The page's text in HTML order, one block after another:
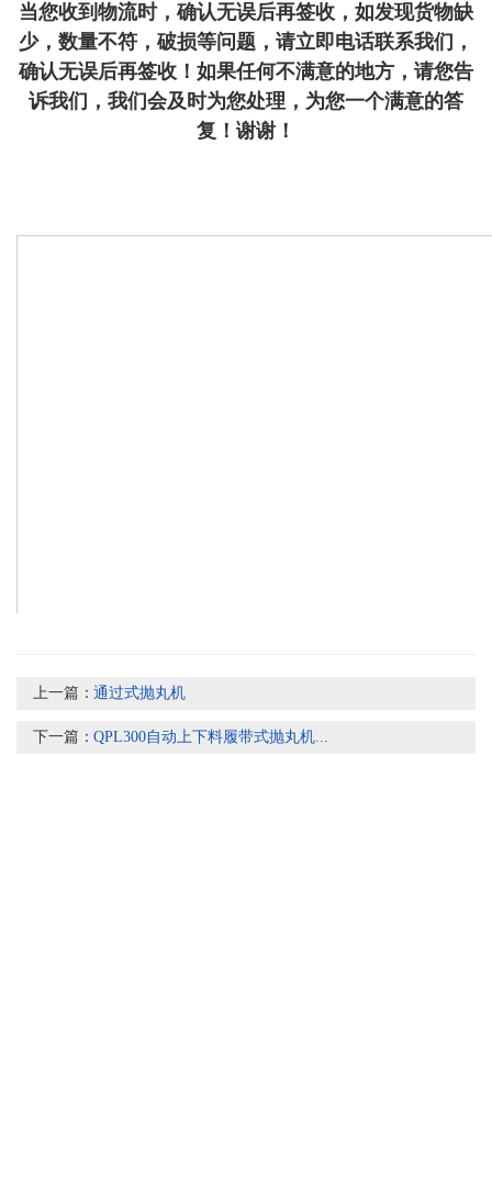
当您收到物流时，确认无误后再签收，如发现货物缺
少，数量不符，破损等问题，请立即电话联系我们，
确认无误后再签收！如果任何不满意的地方，请您告
诉我们，我们会及时为您处理，为您一个满意的答
复！谢谢！
上一篇：通过式抛丸机
下一篇：QPL300自动上下料履带式抛丸机...